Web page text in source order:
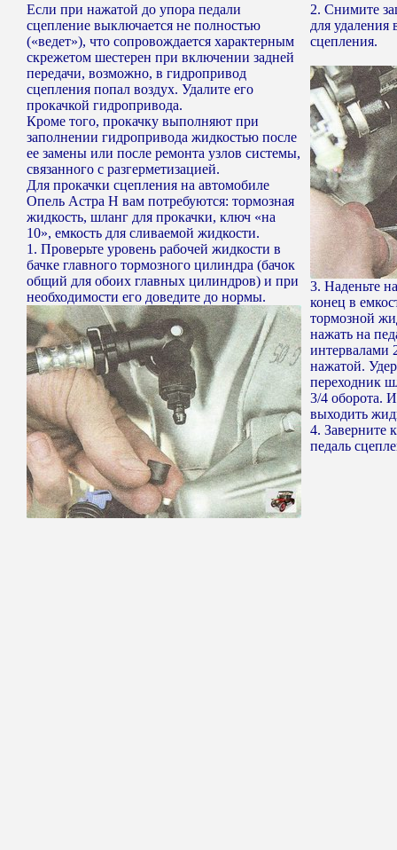
Если при нажатой до упора педали
сцепление выключается не полностью
(«ведет»), что сопровождается характерным
скрежетом шестерен при включении задней
передачи, возможно, в гидропривод
сцепления попал воздух. Удалите его
прокачкой гидропривода.
Кроме того, прокачку выполняют при
заполнении гидропривода жидкостью после
ее замены или после ремонта узлов системы,
связанного с разгерметизацией.
Для прокачки сцепления на автомобиле
Опель Астра Н вам потребуются: тормозная
жидкость, шланг для прокачки, ключ «на
10», емкость для сливаемой жидкости.
1. Проверьте уровень рабочей жидкости в
бачке главного тормозного цилиндра (бачок
общий для обоих главных цилиндров) и при
необходимости его доведите до нормы.
2. Снимите
для удаления
сцепления.
3. Наденьте
конец в
тормозной
нажать на
интервалами
нажатой.
переходник
3/4 оборота.
выходить
4. Заверните
педаль